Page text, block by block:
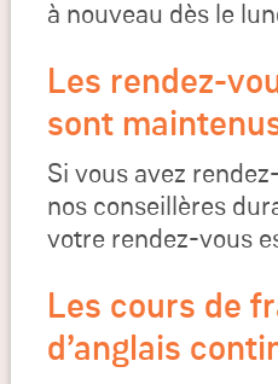
à nouveau dès le
Les rendez-
sont
Si vous avez
nos conseillères
votre rendez-vous
Les cours de
d’anglais